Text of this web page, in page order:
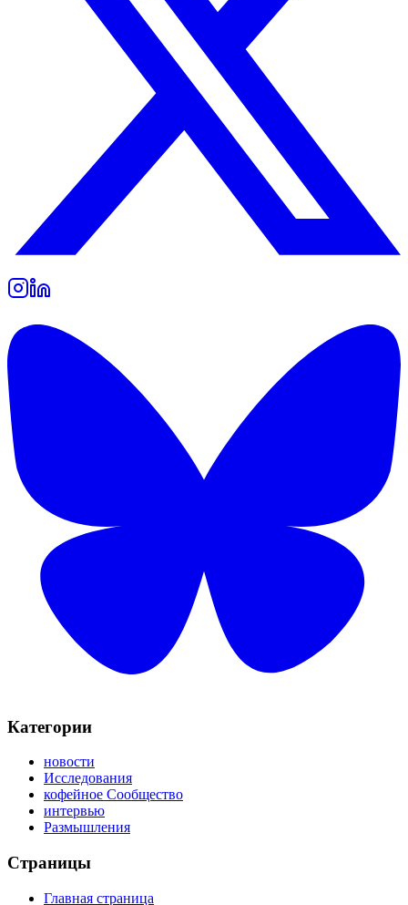
Категории
новости
Исследования
кофейное Сообщество
интервью
Размышления
Страницы
Главная страница